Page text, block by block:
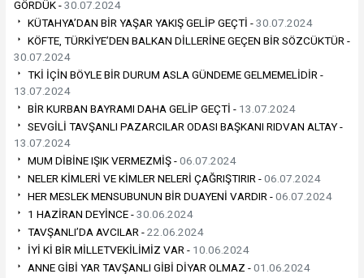
GÖRDÜK -30.07.2024
KÜTAHYA’DAN BİR YAŞAR YAKIŞ GELİP GEÇTİ -30.07.2024
KÖFTE, TÜRKİYE’DEN BALKAN DİLLERİNE GEÇEN BİR SÖZCÜKTÜR -
30.07.2024
TKİ İÇİN BÖYLE BİR DURUM ASLA GÜNDEME GELMEMELİDİR -
13.07.2024
BİR KURBAN BAYRAMI DAHA GELİP GEÇTİ - 13.07.2024
SEVGİLİ TAVŞANLI PAZARCILAR ODASI BAŞKANI RIDVAN ALTAY -
13.07.2024
MUM DİBİNE IŞIK VERMEZMİŞ -06.07.2024
NELER KİMLERİ VE KİMLER NELERİ ÇAĞRIŞTIRIR -06.07.2024
HER MESLEK MENSUBUNUN BİR DUAYENİ VARDIR -06.07.2024
1 HAZİRAN DEYİNCE -30.06.2024
TAVŞANLI’DA AVCILAR -22.06.2024
İYİ Kİ BİR MİLLETVEKİLİMİZ VAR - 10.06.2024
ANNE GİBİ YAR TAVŞANLI GİBİ DİYAR OLMAZ -01.06.2024